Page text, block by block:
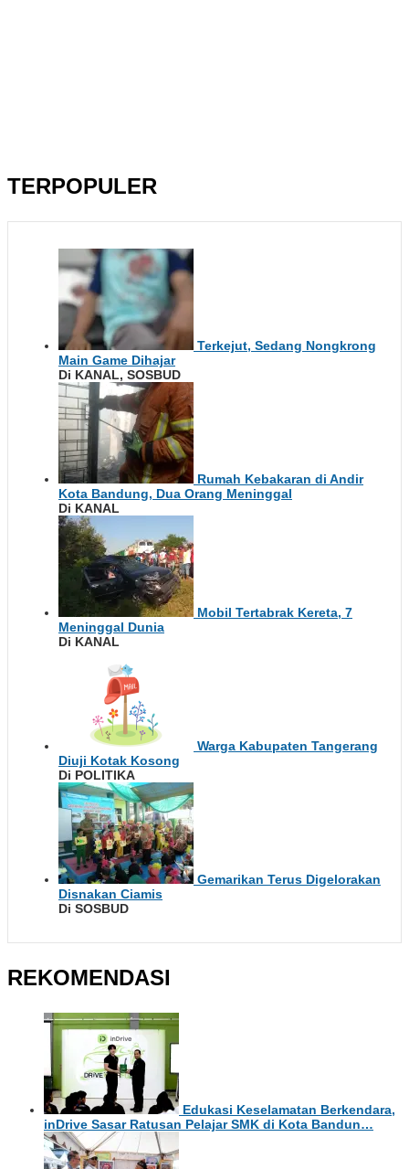
TERPOPULER
Terkejut, Sedang Nongkrong
Main Game Dihajar
Di KANAL, SOSBUD
Rumah Kebakaran di Andir
Kota Bandung, Dua Orang Meninggal
Di KANAL
Mobil Tertabrak Kereta, 7
Meninggal Dunia
Di KANAL
Warga Kabupaten Tangerang
Diuji Kotak Kosong
Di POLITIKA
Gemarikan Terus Digelorakan
Disnakan Ciamis
Di SOSBUD
REKOMENDASI
Edukasi Keselamatan Berkendara,
inDrive Sasar Ratusan Pelajar SMK di Kota Bandun…